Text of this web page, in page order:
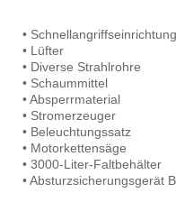
• Schnellangriffseinrichtung
• Lüfter
• Diverse Strahlrohre
• Schaummittel
• Absperrmaterial
• Stromerzeuger
• Beleuchtungssatz
• Motorkettensäge
• 3000-Liter-Faltbehälter
• Absturzsicherungsgerät